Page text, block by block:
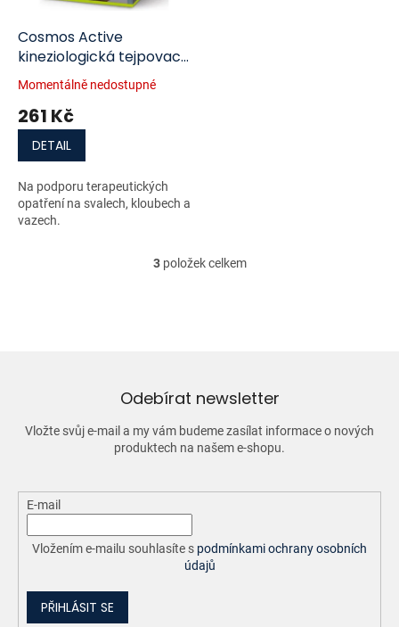
Cosmos Active
kineziologická tejpovací
páska béžová 5 cm x 5
m
Momentálně nedostupné
261 Kč
DETAIL
Na podporu terapeutických
opatření na svalech, kloubech a
vazech.
O
í
p
r
v
k
v
i
s
u
3položek celkem
Odebírat newsletter
Vložte svůj e-mail a my vám budeme zasílat informace o nových
produktech na našem e-shopu.
E-mail
Vložením e-mailu souhlasíte s podmínkami ochrany osobních
údajů
PŘIHLÁSIT SE